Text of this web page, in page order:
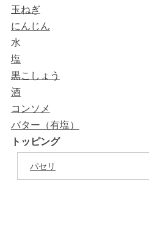
玉ねぎ
にんじん
水
塩
黒こしょう
酒
コンソメ
バター（有塩）
トッピング
パセリ